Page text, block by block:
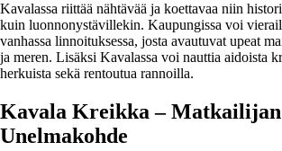
Kavalassa riittää nähtävää ja koettavaa niin
kuin luonnonystävillekin. Kaupungissa voi
vanhassa linnoituksessa, josta avautuvat upeat
ja meren. Lisäksi Kavalassa voi nauttia aidoista
herkuista sekä rentoutua rannoilla.
Kavala Kreikka – Matkailijan
Unelmakohde